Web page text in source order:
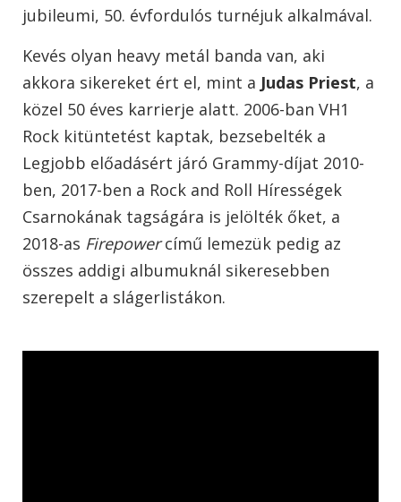
jubileumi, 50. évfordulós turnéjuk alkalmával.
Kevés olyan heavy metál banda van, aki
akkora sikereket ért el, mint a Judas Priest, a
közel 50 éves karrierje alatt. 2006-ban VH1
Rock kitüntetést kaptak, bezsebelték a
Legjobb előadásért járó Grammy-díjat 2010-
ben, 2017-ben a Rock and Roll Hírességek
Csarnokának tagságára is jelölték őket, a
2018-as Firepowercímű lemezük pedig az
összes addigi albumuknál sikeresebben
szerepelt a slágerlistákon.